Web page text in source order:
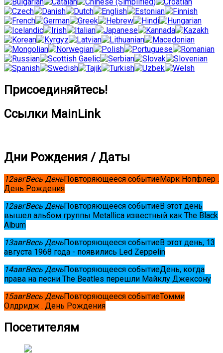
Присоединяйтесь!
Ссылки MainLink
Дни Рождения / Даты
12авгВесь ДеньПовторяющееся событиеМарк Нопфлер .
День Рождения
12авгВесь ДеньПовторяющееся событиеВ этот день
вышел альбом группы Metallica известный как The Black
Album
13авгВесь ДеньПовторяющееся событиеВ этот день, 13
августа 1968 года - появились Led Zeppelin
14авгВесь ДеньПовторяющееся событиеДень, когда
права на песни The Beatles перешли Майклу Джексону
15авгВесь ДеньПовторяющееся событиеТомми
Олдридж . День Рождения
Посетителям